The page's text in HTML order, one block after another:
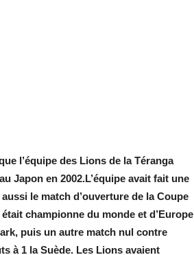
l’équipe des Lions de la Téranga
Japon en 2002.L’équipe avait fait une
le match d’ouverture de la Coupe
championne du monde et d’Europe
puis un autre match nul contre
à 1 la Suède. Les Lions avaient